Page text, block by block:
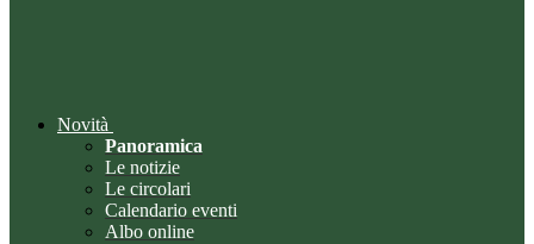
Novità
Panoramica
Le notizie
Le circolari
Calendario eventi
Albo online